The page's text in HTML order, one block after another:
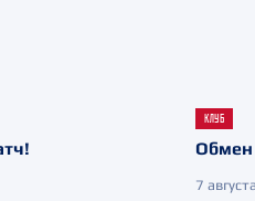
КЛУБ
Обмен
7